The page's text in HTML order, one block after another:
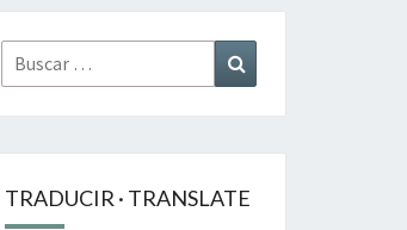
Buscar
por:
TRADUCIR · TRANSLATE